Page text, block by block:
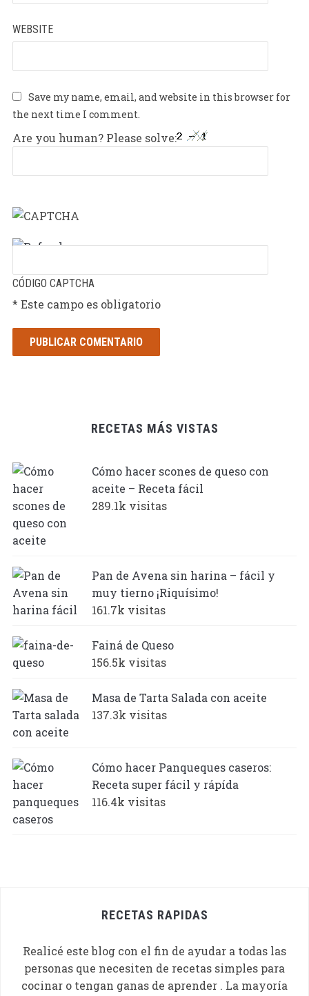
WEBSITE
Save my name, email, and website in this browser for
the next time I comment.
Are you human? Please solve:
CÓDIGO CAPTCHA
* Este campo es obligatorio
RECETAS MÁS VISTAS
Cómo hacer scones de queso con
aceite – Receta fácil
289.1k visitas
Pan de Avena sin harina – fácil y
muy tierno ¡Riquísimo!
161.7k visitas
Fainá de Queso
156.5k visitas
Masa de Tarta Salada con aceite
137.3k visitas
Cómo hacer Panqueques caseros:
Receta super fácil y rápída
116.4k visitas
RECETAS RAPIDAS
Realicé este blog con el fin de ayudar a todas las
personas que necesiten de recetas simples para
cocinar o tengan ganas de aprender . La mayoría